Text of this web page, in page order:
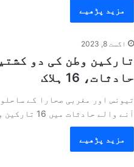
مزید پڑھیے
اگست 8, 2023
تارکین وطن کی دو
حادثات، 16 ہلاک
تیونس اور مغربی صحارا کے
آنے والے حادثات میں 16 تارکین وطن ہلاک جبکہ متعدد…
مزید پڑھیے